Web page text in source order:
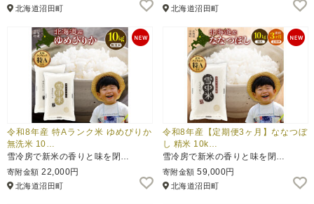
北海道沼田町 北海道沼田町
令和8年産 特Aランク米 ゆめぴりか
無洗米 10…
雪冷房で新米の香りと味を閉…
寄附金額 22,000円
北海道沼田町
令和8年産【定期便3ヶ月】ななつぼ
し 精米 10k…
雪冷房で新米の香りと味を閉…
寄附金額 59,000円
北海道沼田町